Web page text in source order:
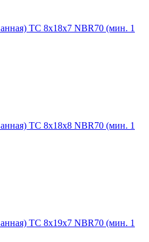
TC 8х18х7 NBR70 (мин. 1
TC 8х18х8 NBR70 (мин. 1
TC 8х19х7 NBR70 (мин. 1